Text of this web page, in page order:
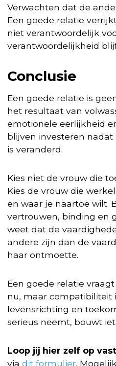
Verwachten dat de
Een goede relatie
niet verantwoordelijk
verantwoordelijkheid
Conclusie
Een goede relatie is
het resultaat van
emotionele eerlijkheid
blijven investeren nadat
is veranderd.
Kies niet de vrouw die
Kies de vrouw die
en waar je naartoe wilt.
vertrouwen, binding en
weet dat de
andere zijn dan de
haar ontmoette.
Een goede relatie
nu, maar compatibiliteit
levensrichting en
serieus neemt, bouwt
Loop jij hier zelf op
via dit formulier.